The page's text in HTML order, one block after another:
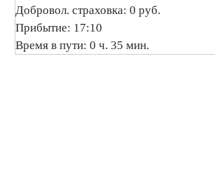
Добровол. страховка: 0 руб.
Прибытие: 17:10
Время в пути: 0 ч. 35 мин.